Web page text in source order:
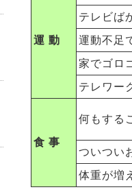
運 動
テレビば
運動不足
家でゴロ
テレワー
食 事
何もする
ついつい
体重が増